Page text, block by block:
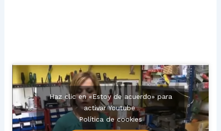
Haz clic en «Estoy de acuerdo» para
activar Youtube
Política de cookies